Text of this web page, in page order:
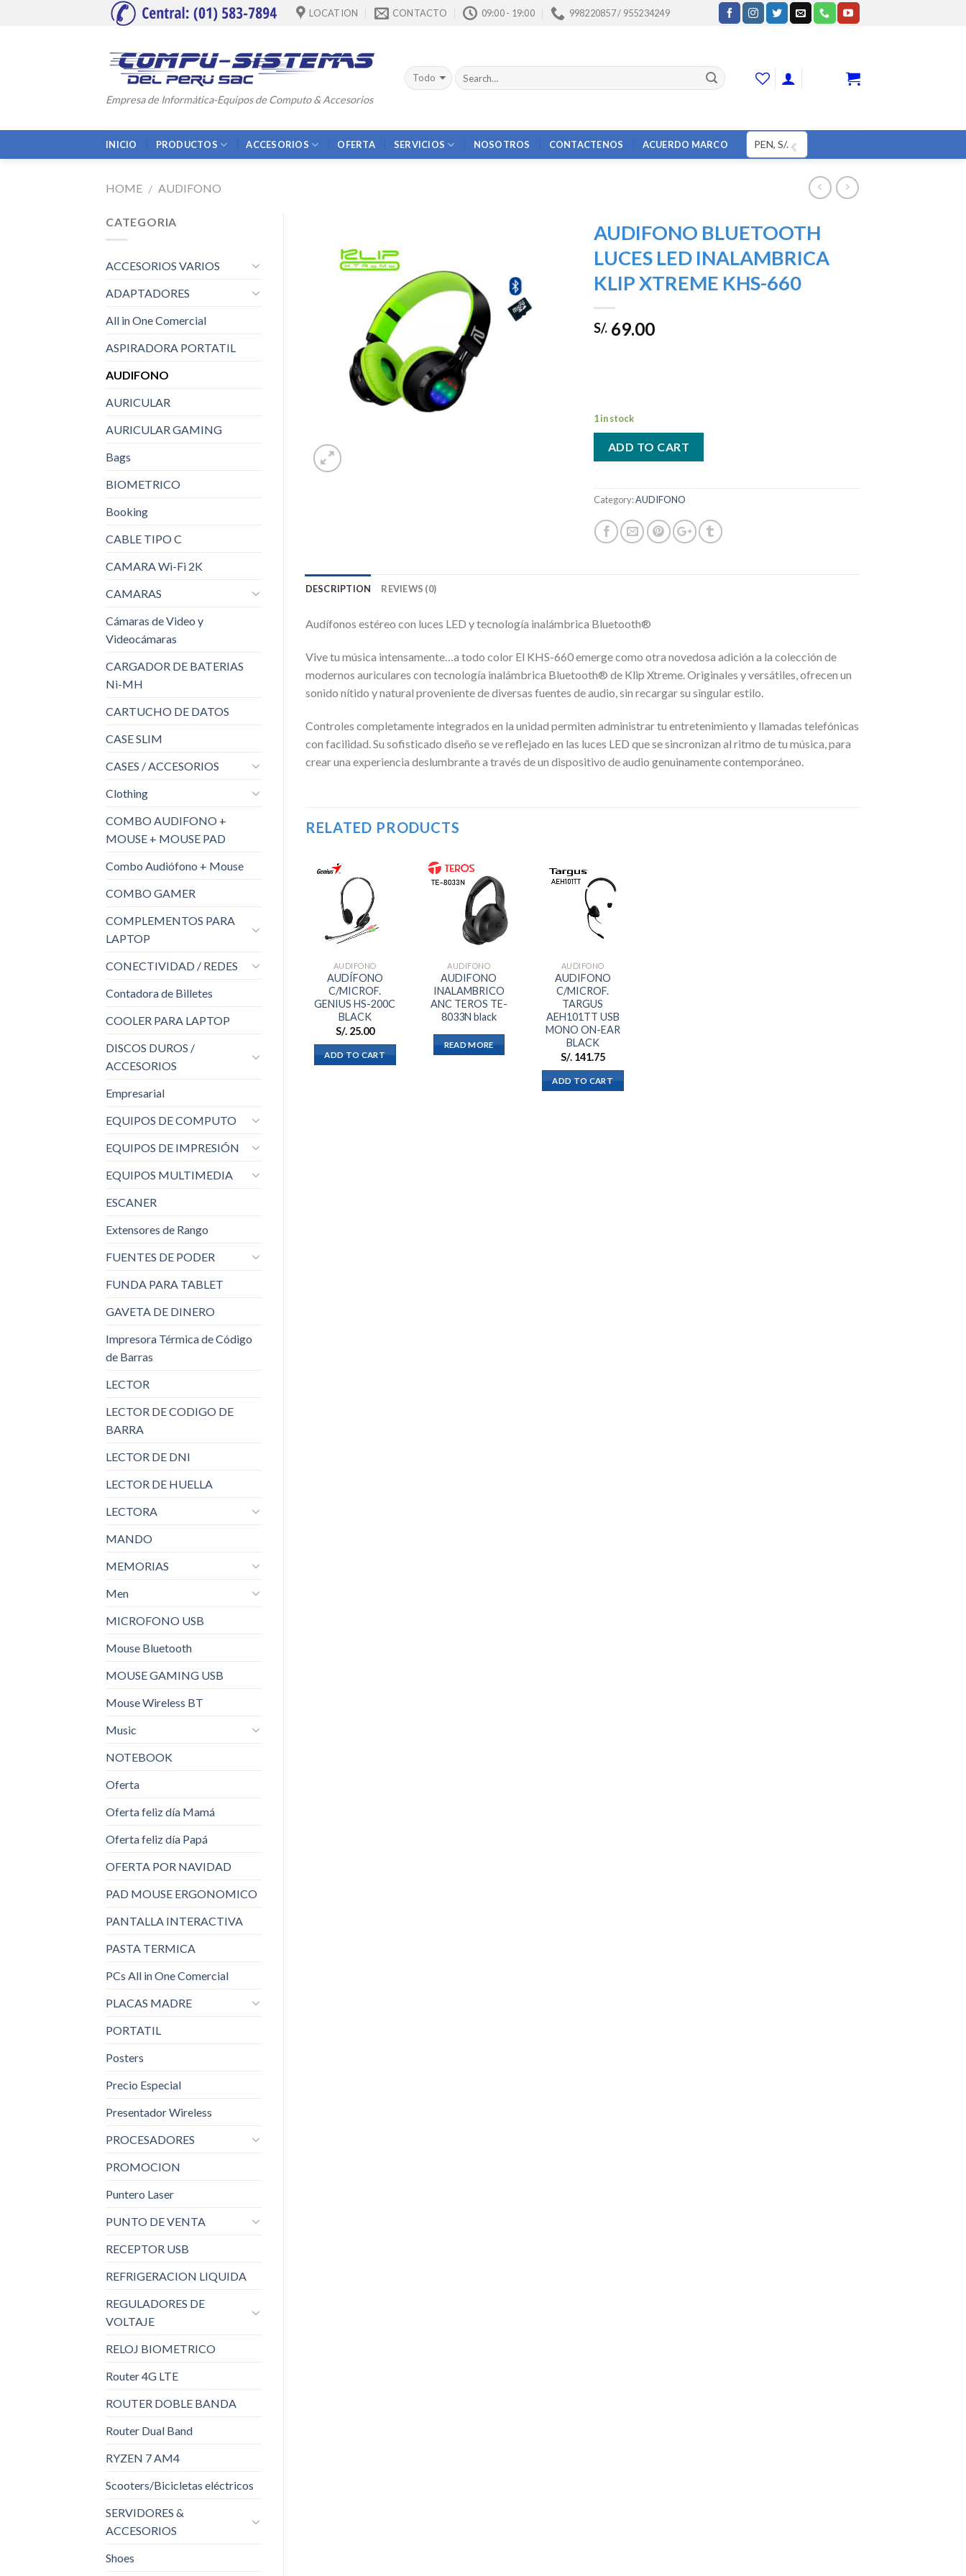
LOCATION CONTACTO 09:00 - 19:00 998220857 / 955234249
Empresa de Informática-Equipos de Computo & Accesorios
INICIO PRODUCTOS ACCESORIOS OFERTA SERVICIOS NOSOTROS CONTACTENOS ACUERDO MARCO PEN, S/.
HOME / AUDIFONO
lista de
AUDIFONO BLUETOOTH
LUCES LED INALAMBRICA
KLIP XTREME KHS-660
S/.69.00
1 in stock
ADD TO CART
Category:AUDIFONO
DESCRIPTION REVIEWS (0)
Audífonos estéreo con luces LED y tecnología inalámbrica Bluetooth®
Vive tu música intensamente…a todo color El KHS-660 emerge como otra novedosa adición a la colección de
modernos auriculares con tecnología inalámbrica Bluetooth® de Klip Xtreme. Originales y versátiles, ofrecen un
sonido nítido y natural proveniente de diversas fuentes de audio, sin recargar su singular estilo.
Controles completamente integrados en la unidad permiten administrar tu entretenimiento y llamadas telefónicas
con facilidad. Su sofisticado diseño se ve reflejado en las luces LED que se sincronizan al ritmo de tu música, para
crear una experiencia deslumbrante a través de un dispositivo de audio genuinamente contemporáneo.
RELATED PRODUCTS
Añadir
a la
AUDIFONO
AUDÍFONO
C/MICROF.
GENIUS HS-200C
BLACK
S/.25.00
ADD TO CART
Añadir
a la
lista de
deseos
AUDIFONO
AUDIFONO
INALAMBRICO
ANC TEROS TE-
8033N black
READ MORE
Añadir
lista de
AUDIFONO
AUDIFONO
C/MICROF.
TARGUS
AEH101TT USB
MONO ON-EAR
BLACK
S/.141.75
ADD TO CART
CATEGORIA
ACCESORIOS VARIOS
ADAPTADORES
All in One Comercial
ASPIRADORA PORTATIL
AUDIFONO
AURICULAR
AURICULAR GAMING
Bags
BIOMETRICO
Booking
CABLE TIPO C
CAMARA Wi-Fi 2K
CAMARAS
Cámaras de Video y
Videocámaras
CARGADOR DE BATERIAS
Ni-MH
CARTUCHO DE DATOS
CASE SLIM
CASES / ACCESORIOS
Clothing
COMBO AUDIFONO +
MOUSE + MOUSE PAD
Combo Audiófono + Mouse
COMBO GAMER
COMPLEMENTOS PARA
LAPTOP
CONECTIVIDAD / REDES
Contadora de Billetes
COOLER PARA LAPTOP
DISCOS DUROS /
ACCESORIOS
Empresarial
EQUIPOS DE COMPUTO
EQUIPOS DE IMPRESIÓN
EQUIPOS MULTIMEDIA
ESCANER
Extensores de Rango
FUENTES DE PODER
FUNDA PARA TABLET
GAVETA DE DINERO
Impresora Térmica de Código
de Barras
LECTOR
LECTOR DE CODIGO DE
BARRA
LECTOR DE DNI
LECTOR DE HUELLA
LECTORA
MANDO
MEMORIAS
Men
MICROFONO USB
Mouse Bluetooth
MOUSE GAMING USB
Mouse Wireless BT
Music
NOTEBOOK
Oferta
Oferta feliz día Mamá
Oferta feliz día Papá
OFERTA POR NAVIDAD
PAD MOUSE ERGONOMICO
PANTALLA INTERACTIVA
PASTA TERMICA
PCs All in One Comercial
PLACAS MADRE
PORTATIL
Posters
Precio Especial
Presentador Wireless
PROCESADORES
PROMOCION
Puntero Laser
PUNTO DE VENTA
RECEPTOR USB
REFRIGERACION LIQUIDA
REGULADORES DE
VOLTAJE
RELOJ BIOMETRICO
Router 4G LTE
ROUTER DOBLE BANDA
Router Dual Band
RYZEN 7 AM4
Scooters/Bicicletas eléctricos
SERVIDORES &
ACCESORIOS
Shoes